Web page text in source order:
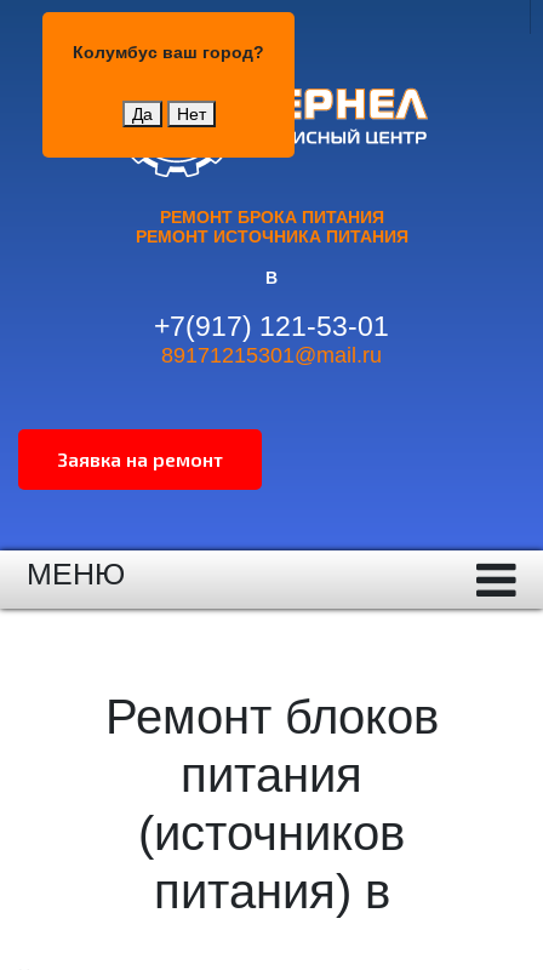
Колумбус ваш город?
Да Нет
РЕМОНТ БРОКА ПИТАНИЯ
РЕМОНТ ИСТОЧНИКА ПИТАНИЯ
В
+7(917) 121-53-01
89171215301@mail.ru
МЕНЮ
Ремонт блоков
питания
(источников
питания) в